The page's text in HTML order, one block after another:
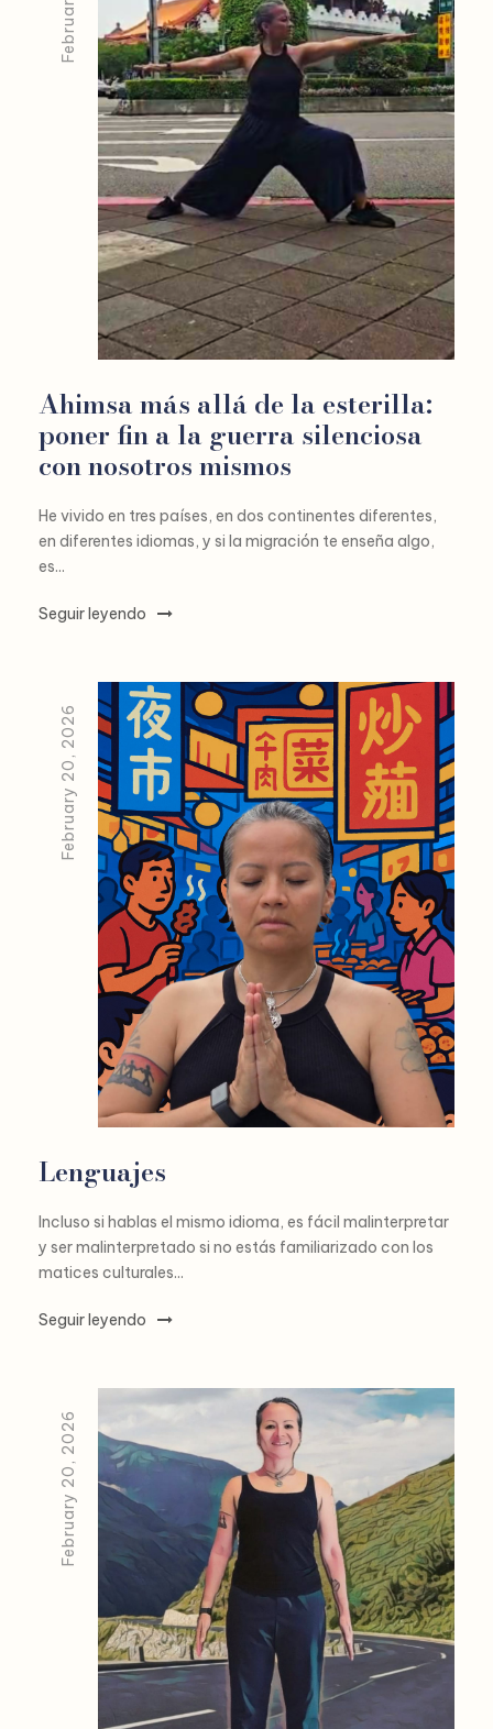
Ahimsa más allá de la esterilla:
poner fin a la guerra silenciosa
con nosotros mismos
He vivido en tres países, en dos continentes diferentes,
en diferentes idiomas, y si la migración te enseña algo,
es...
Seguir leyendo
February 20, 2026
Lenguajes
Incluso si hablas el mismo idioma, es fácil malinterpretar
y ser malinterpretado si no estás familiarizado con los
matices culturales...
Seguir leyendo
February 20, 2026